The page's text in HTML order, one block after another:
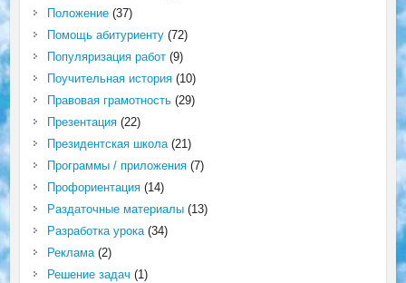
Положение(37)
Помощь абитуриенту(72)
Популяризация работ(9)
Поучительная история(10)
Правовая грамотность(29)
Презентация(22)
Президентская школа(21)
Программы / приложения(7)
Профориентация(14)
Раздаточные материалы(13)
Разработка урока(34)
Реклама(2)
Решение задач (1)